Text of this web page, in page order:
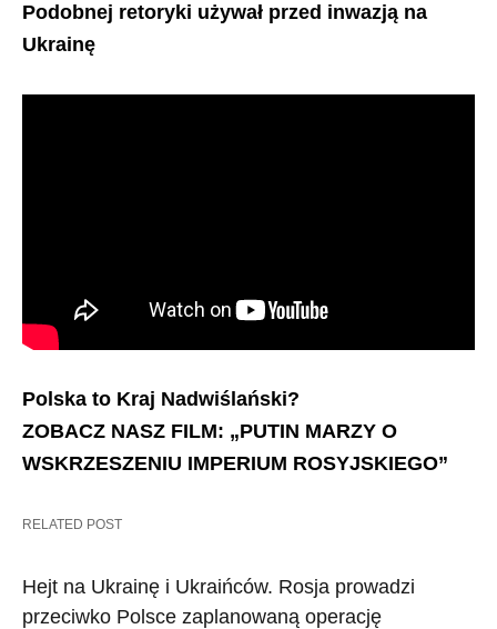
Podobnej retoryki używał przed inwazją na
Ukrainę
Polska to Kraj Nadwiślański?
ZOBACZ NASZ FILM: „PUTIN MARZY O
WSKRZESZENIU IMPERIUM ROSYJSKIEGO”
RELATED POST
Hejt na Ukrainę i Ukraińców. Rosja prowadzi
przeciwko Polsce zaplanowaną operację